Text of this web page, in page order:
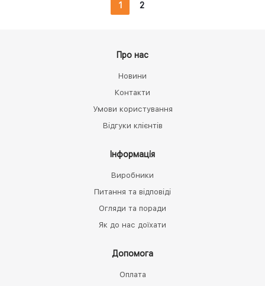
1 2
Про нас
Новини
Контакти
Умови користування
Відгуки клієнтів
Інформація
Виробники
Питання та відповіді
Огляди та поради
Як до нас доїхати
Допомога
Оплата